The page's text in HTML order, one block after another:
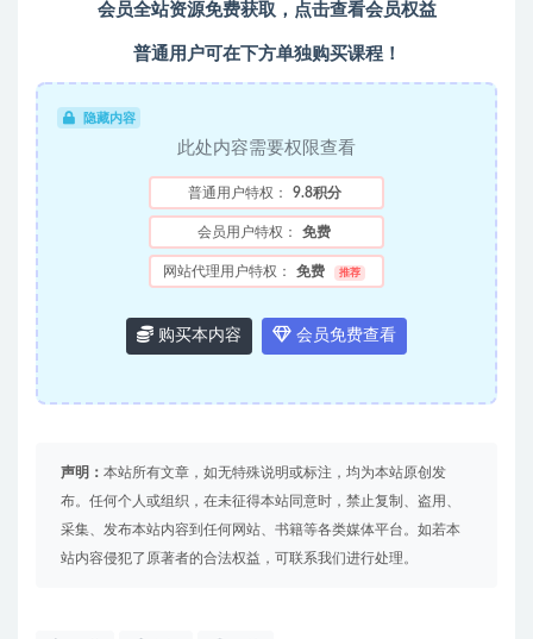
会员全站资源免费获取，点击查看会员权益
普通用户可在下方单独购买课程！
隐藏内容
此处内容需要权限查看
普通用户特权： 9.8积分
会员用户特权： 免费
网站代理用户特权： 免费 推荐
购买本内容 会员免费查看
声明： 本站所有文章，如无特殊说明或标注，均为本站原创发
布。任何个人或组织，在未征得本站同意时，禁止复制、盗用、
采集、发布本站内容到任何网站、书籍等各类媒体平台。如若本
站内容侵犯了原著者的合法权益，可联系我们进行处理。